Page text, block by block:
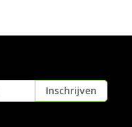
Inschrijven